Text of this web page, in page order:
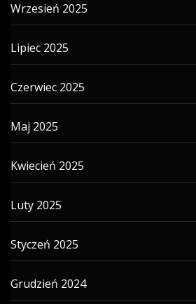
Wrzesień 2025
Lipiec 2025
Czerwiec 2025
Maj 2025
Kwiecień 2025
Luty 2025
Styczeń 2025
Grudzień 2024